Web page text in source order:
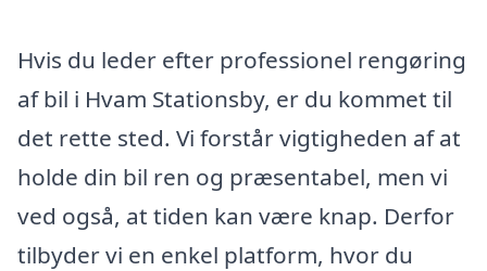
Hvis du leder efter professionel rengøring
af bil i Hvam Stationsby, er du kommet til
det rette sted. Vi forstår vigtigheden af at
holde din bil ren og præsentabel, men vi
ved også, at tiden kan være knap. Derfor
tilbyder vi en enkel platform, hvor du